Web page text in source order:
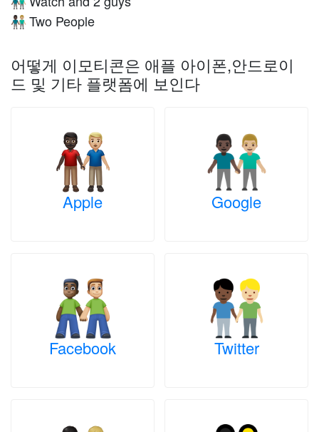
👨🏿‍🤝‍👨🏼Two People
어떻게 이모티콘은 애플 아이폰,안드로이
드 및 기타 플랫폼에 보인다
Apple Google
Facebook Twitter